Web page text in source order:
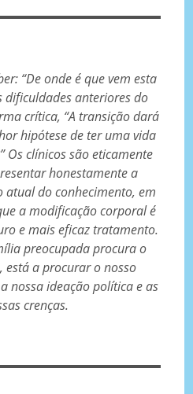
“De onde é que vem esta
dificuldades anteriores do
crítica, “A transição dará
hipótese de ter uma vida
Os clínicos são eticamente
honestamente a
atual do conhecimento, em
a modificação corporal é
e mais eficaz tratamento.
preocupada procura o
está a procurar o nosso
nossa ideação política e as
crenças.